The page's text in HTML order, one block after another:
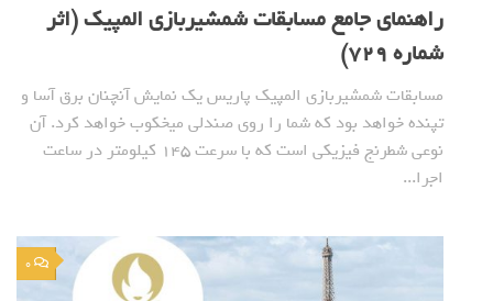
راهنمای جامع مسابقات شمشیربازی المپیک (اثر
شماره 729)
مسابقات شمشیربازی المپیک پاریس یک نمایش آنچنان برق آسا و
تپنده خواهد بود که شما را روی صندلی میخکوب خواهد کرد. آن
نوعی شطرنج فیزیکی است که با سرعت 145 کیلومتر در ساعت
اجرا...
0